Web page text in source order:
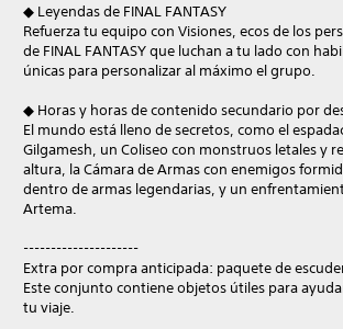
◆ Leyendas de FINAL FANTASY
Refuerza tu equipo con Visiones, ecos de los
de FINAL FANTASY que luchan a tu lado con
únicas para personalizar al máximo el grupo.
◆ Horas y horas de contenido secundario por
El mundo está lleno de secretos, como el
Gilgamesh, un Coliseo con monstruos letales y
altura, la Cámara de Armas con enemigos
dentro de armas legendarias, y un
Artema.
---------------------
Extra por compra anticipada: paquete de
Este conjunto contiene objetos útiles para
tu viaje.